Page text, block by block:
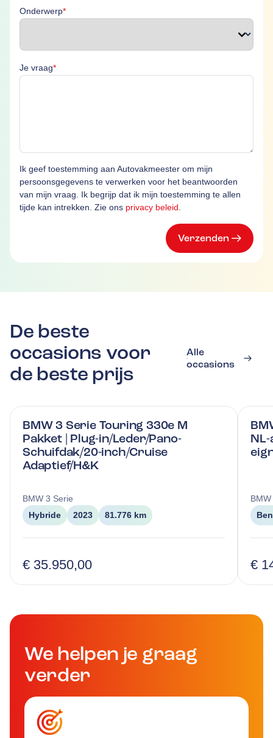
Onderwerp*Onderwerp is verplicht
Je vraag*Je vraag is verplicht
Ik geef toestemming aan Autovakmeester om mijn
persoonsgegevens te verwerken voor het beantwoorden
van mijn vraag. Ik begrijp dat ik mijn toestemming te allen
tijde kan intrekken. Zie ons privacy beleid
Verzenden
De beste
occasions voor
de beste prijs
Alle
occasions
BMW 3 Serie Touring 330e M
Pakket | Plug-in/Leder/Pano-
Schuifdak/20-inch/Cruise
Adaptief/H&K
BMW 3 Serie
Hybride
2023 81.776 km
€ 35.950,00
BMW
€
We helpen je graag
verder